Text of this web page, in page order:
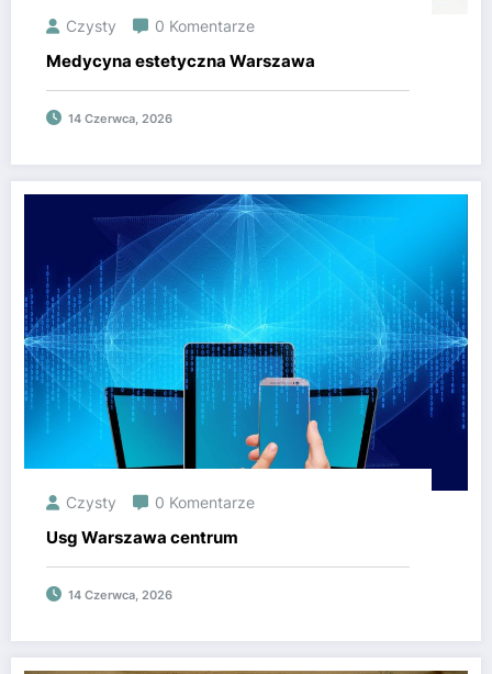
Czysty 0 Komentarze
Medycyna estetyczna Warszawa
14 Czerwca, 2026
Czysty 0 Komentarze
Usg Warszawa centrum
14 Czerwca, 2026